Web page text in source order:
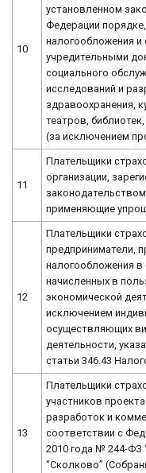
10
установленном
Федерации
налогообложения
учредительными
социального
исследований и
здравоохранения,
театров,
(за исключением
11
Плательщики
организации,
применяющие
12
Плательщики
предприниматели,
налогообложения в
начисленных в
экономической
исключением
осуществляющих
деятельности,
статьи 346.43
13
Плательщики
участников
разработок и
соответствии с
2010 года № 244-ФЗ
“Сколково”